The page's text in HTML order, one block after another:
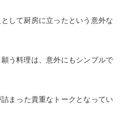
して厨房に立ったという意外な
う料理は、意外にもシンプルで
まった貴重なトークとなってい記事を読む